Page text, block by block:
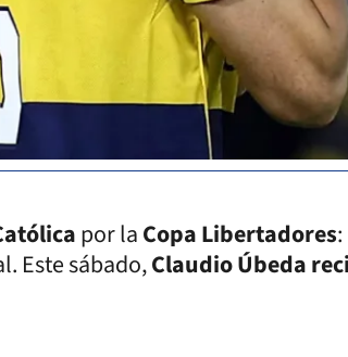
por laCopa Libertadores:
Este sábado,Claudio Úbeda